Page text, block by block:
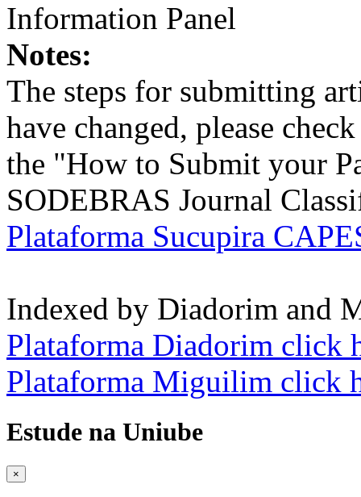
Information Panel
Notes:
The steps for submitting
have changed, please
the "How to Submit your
SODEBRAS Journal
Plataforma Sucupira
Indexed by Diadorim and
Plataforma Diadorim click
Plataforma Miguilim click
Estude na Uniube
×